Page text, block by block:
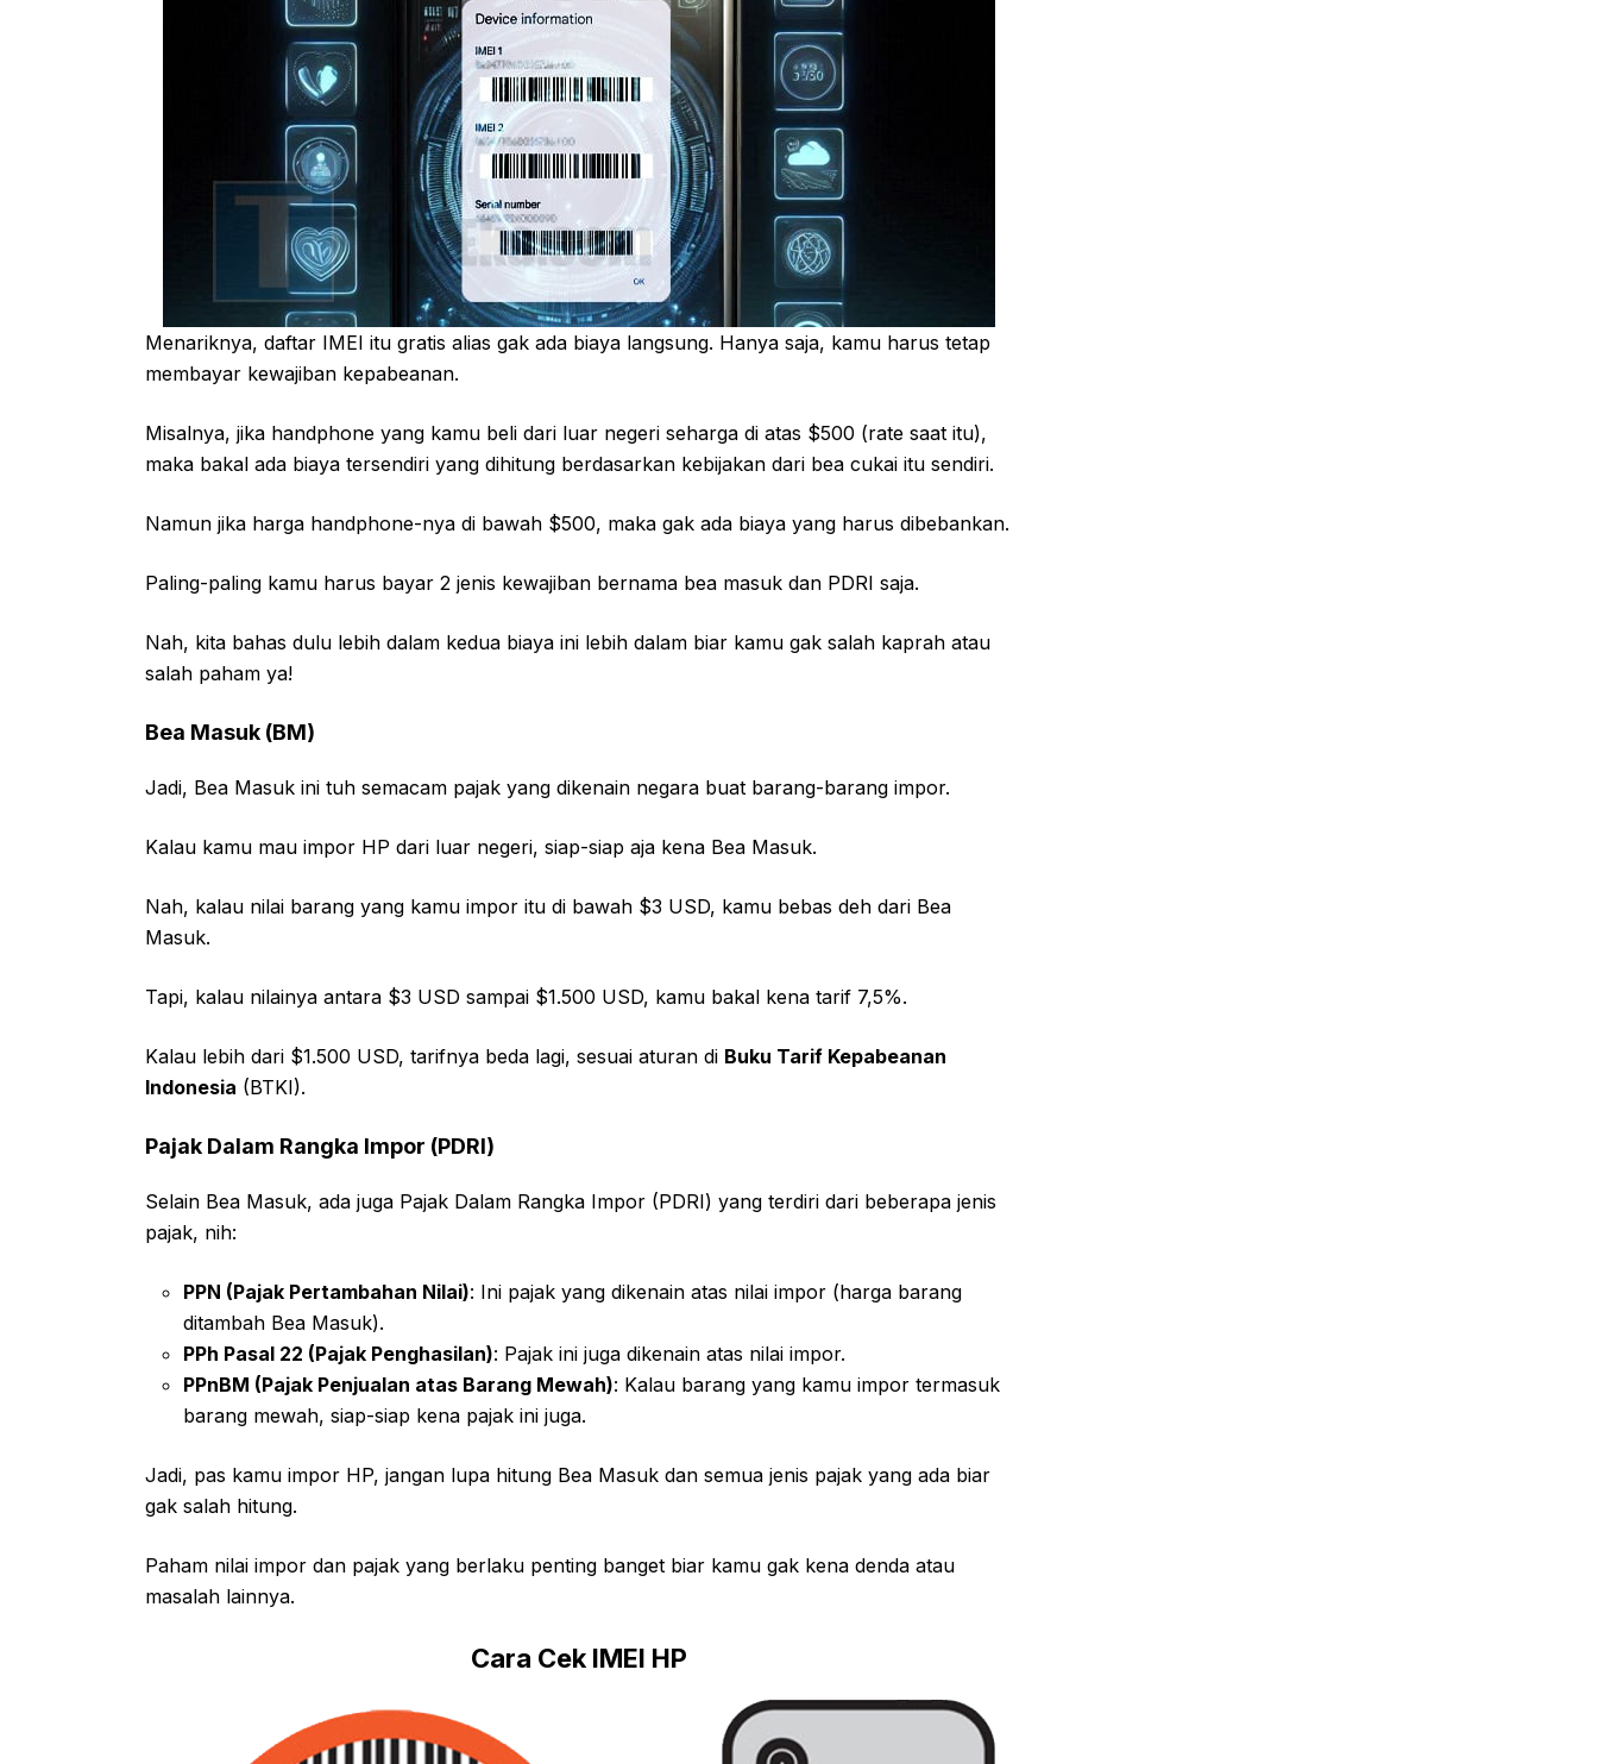
Menariknya, daftar IMEI itu gratis alias gak ada biaya langsung. Hanya saja, kamu harus tetap
membayar kewajiban kepabeanan.
Misalnya, jika handphone yang kamu beli dari luar negeri seharga di atas $500 (rate saat itu),
maka bakal ada biaya tersendiri yang dihitung berdasarkan kebijakan dari bea cukai itu sendiri.
Namun jika harga handphone-nya di bawah $500, maka gak ada biaya yang harus dibebankan.
Paling-paling kamu harus bayar 2 jenis kewajiban bernama bea masuk dan PDRI saja.
Nah, kita bahas dulu lebih dalam kedua biaya ini lebih dalam biar kamu gak salah kaprah atau
salah paham ya!
Bea Masuk (BM)
Jadi, Bea Masuk ini tuh semacam pajak yang dikenain negara buat barang-barang impor.
Kalau kamu mau impor HP dari luar negeri, siap-siap aja kena Bea Masuk.
Nah, kalau nilai barang yang kamu impor itu di bawah $3 USD, kamu bebas deh dari Bea
Masuk.
Tapi, kalau nilainya antara $3 USD sampai $1.500 USD, kamu bakal kena tarif 7,5%.
Kalau lebih dari $1.500 USD, tarifnya beda lagi, sesuai aturan di Buku Tarif Kepabeanan
Indonesia (BTKI).
Pajak Dalam Rangka Impor (PDRI)
Selain Bea Masuk, ada juga Pajak Dalam Rangka Impor (PDRI) yang terdiri dari beberapa jenis
pajak, nih:
PPN (Pajak Pertambahan Nilai): Ini pajak yang dikenain atas nilai impor (harga barang
ditambah Bea Masuk).
PPh Pasal 22 (Pajak Penghasilan): Pajak ini juga dikenain atas nilai impor.
PPnBM (Pajak Penjualan atas Barang Mewah): Kalau barang yang kamu impor termasuk
barang mewah, siap-siap kena pajak ini juga.
Jadi, pas kamu impor HP, jangan lupa hitung Bea Masuk dan semua jenis pajak yang ada biar
gak salah hitung.
Paham nilai impor dan pajak yang berlaku penting banget biar kamu gak kena denda atau
masalah lainnya.
Cara Cek IMEI HP